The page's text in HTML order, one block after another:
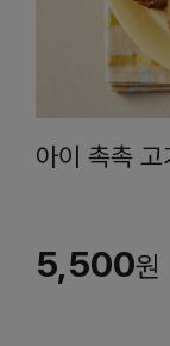
아이 촉촉
5,500원